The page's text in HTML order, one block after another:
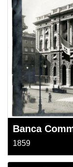
Banca
1859